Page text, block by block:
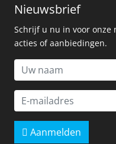
Nieuwsbrief
Schrijf u nu in voor
acties of aanbiedingen.
Aanmelden